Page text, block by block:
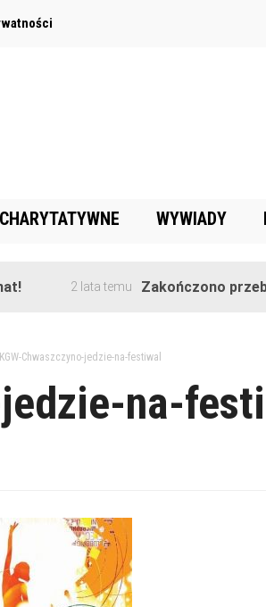
WYWIADY
2 lata temu Zakończono przebudowę
KGW-Chwaszczyno-jedzie-na-festiwal
jedzie-na-